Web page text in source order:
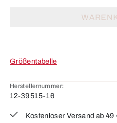
Größentabelle
Herstellernummer:
12-39515-16
Kostenloser Versand ab